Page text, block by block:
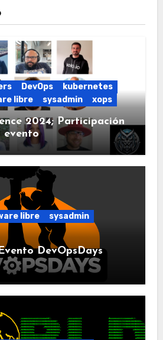
DevOps
kubernetes
libre sysadmin xops
2024; Participación
evento
libre
sysadmin
DevOpsDays